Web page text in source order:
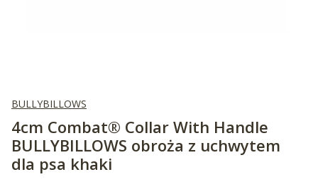
BULLYBILLOWS
4cm Combat® Collar With Handle
BULLYBILLOWS obroża z uchwytem
dla psa khaki